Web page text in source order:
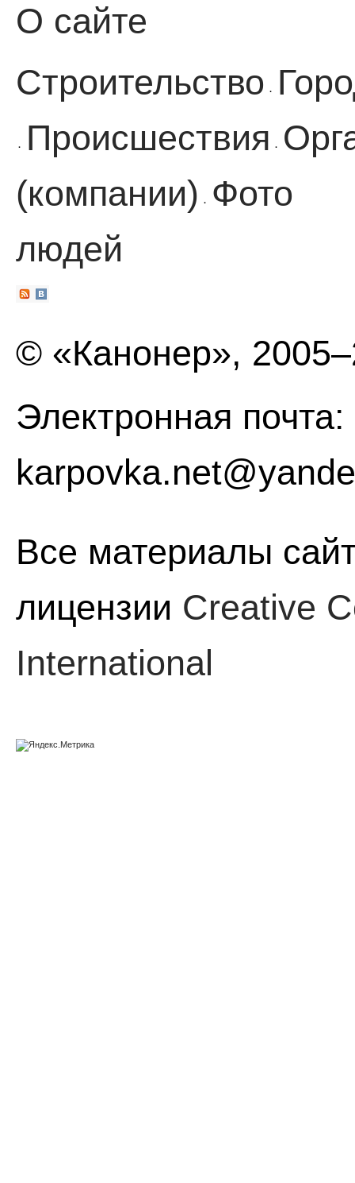
О сайте
Строительство ·
· Происшествия ·
(компании)
·
Фото
людей
© «Канонер»,
Электронная почта:
Все материалы
лицензии Creative
International